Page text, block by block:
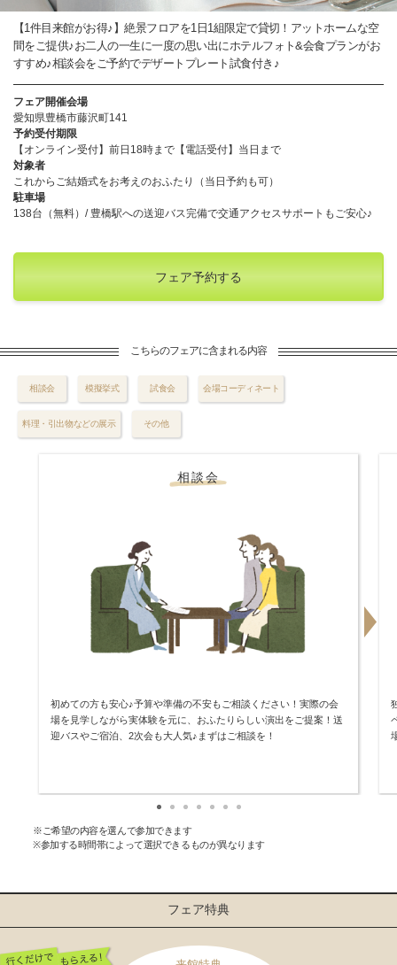
【1件目来館がお得♪】絶景フロアを1日1組限定で貸切！アットホームな空
間をご提供♪お二人の一生に一度の思い出にホテルフォト&会食プランがお
すすめ♪相談会をご予約でデザートプレート試食付き♪
フェア開催会場
愛知県豊橋市藤沢町141
予約受付期限
【オンライン受付】前日18時まで【電話受付】当日まで
対象者
これからご結婚式をお考えのおふたり（当日予約も可）
駐車場
138台（無料）/ 豊橋駅への送迎バス完備で交通アクセスサポートもご安心♪
フェア予約する
こちらのフェアに含まれる内容
相談会 模擬挙式 試食会 会場コーディネート
料理・引出物などの展示 その他
相談会
初めての方も安心♪予算や準備の不安もご相談ください！実際の会
場を見学しながら実体験を元に、おふたりらしい演出をご提案！送
迎バスやご宿泊、2次会も大人気♪まずはご相談を！
※ご希望の内容を選んで参加できます
※参加する時間帯によって選択できるものが異なります
フェア特典